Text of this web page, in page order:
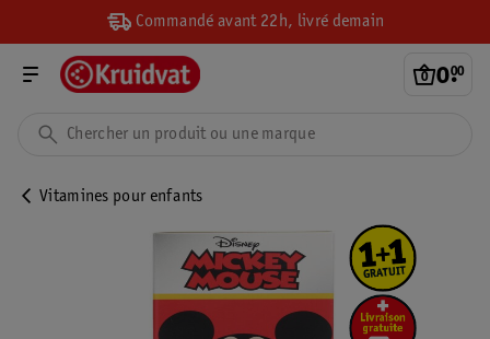
Commandé avant 22h, livré demain
0.
00
Vitamines pour enfants